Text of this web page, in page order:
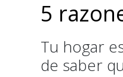
Blogok
5
Tu hogar
de saber